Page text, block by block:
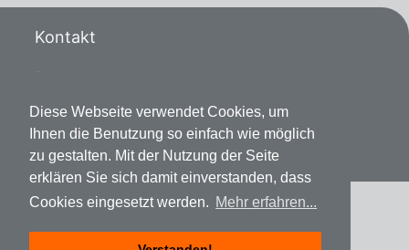
Diese Webseite verwendet Cookies, um
Ihnen die Benutzung so einfach wie möglich
zu gestalten. Mit der Nutzung der Seite
erklären Sie sich damit einverstanden, dass
Cookies eingesetzt werden. Mehr erfahren...
Kontakt
Impressum